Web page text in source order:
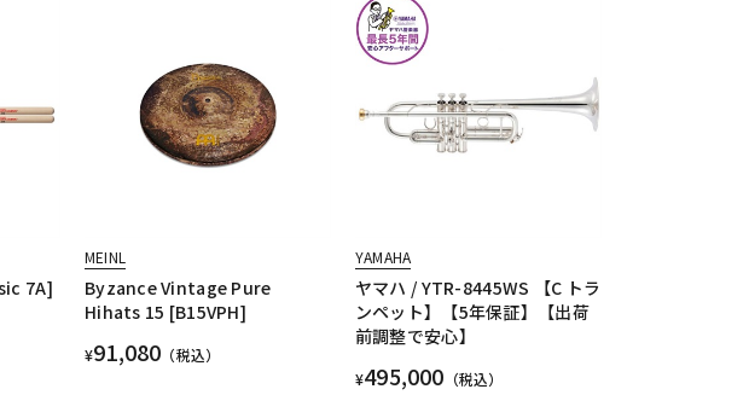
7A]
MEINL
Byzance Vintage Pure
Hihats 15 [B15VPH]
¥91,080 （税込）
YAMAHA
ヤマハ / YTR-8445WS 【C トラ
ンペット】【5年保証】【出荷
前調整で安心】
¥495,000 （税込）